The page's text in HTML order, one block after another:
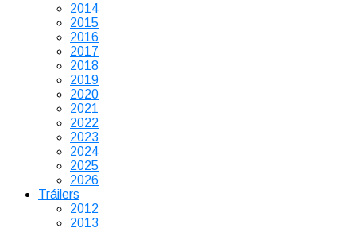
2014
2015
2016
2017
2018
2019
2020
2021
2022
2023
2024
2025
2026
Tráilers
2012
2013